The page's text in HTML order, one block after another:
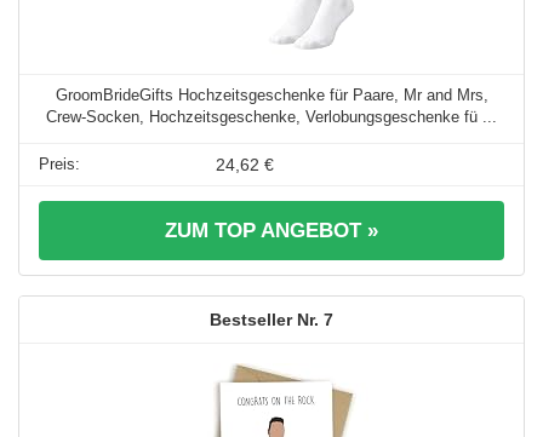
GroomBrideGifts Hochzeitsgeschenke für Paare, Mr and Mrs,
Crew-Socken, Hochzeitsgeschenke, Verlobungsgeschenke fü ...
24,62 €
ZUM TOP ANGEBOT »
7